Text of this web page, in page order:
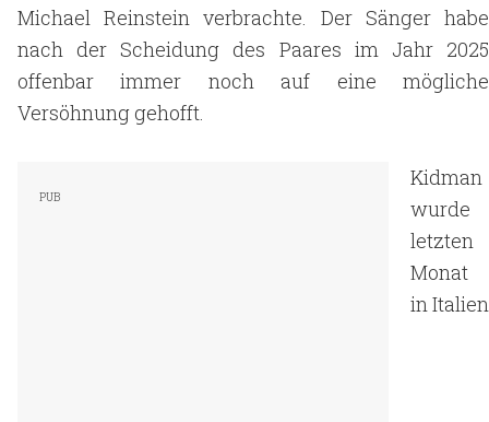
Michael Reinstein verbrachte. Der Sänger habe
nach der Scheidung des Paares im Jahr 2025
offenbar immer noch auf eine mögliche
Versöhnung gehofft.
Kidman
wurde
letzten
Monat
in Italien